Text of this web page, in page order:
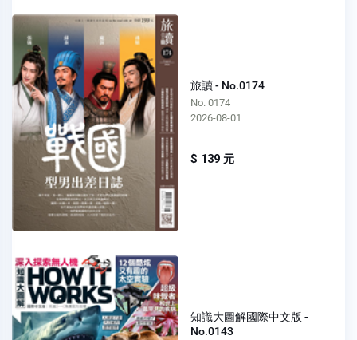
旅讀 - No.0174
No. 0174
2026-08-01
$ 139 元
知識大圖解國際中文版 -
No.0143